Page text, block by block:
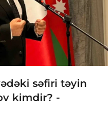
səfiri təyin
kimdir? -